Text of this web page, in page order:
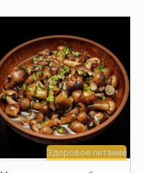
Здоровое питание